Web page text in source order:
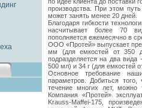
производства. При этом
может занять менее 20 дней.
Благодаря гибкости
насчитывает более 70
пополняется ежемесячно в
ООО «Протей» выпускает
мм (для емкостей от 350
подразделяется на два
500 мл) и 34 г (для емкостей
Основное требование
параметров. Добиться
течение многих лет, можно
Компания «Протей»
Krauss-Maffei-175,